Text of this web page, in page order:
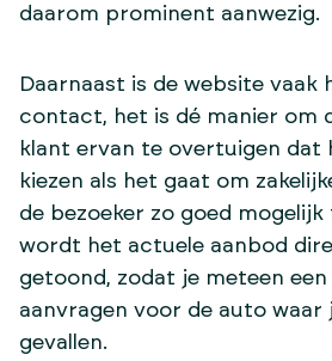
daarom prominent aanwezig.
Daarnaast is de website vaak
contact, het is dé manier om
klant ervan te overtuigen dat
kiezen als het gaat om
de bezoeker zo goed mogelijk
wordt het actuele aanbod
getoond, zodat je meteen
aanvragen voor de auto waar
gevallen.